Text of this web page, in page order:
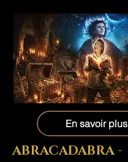
En savoir plus
ABRACADABRA -